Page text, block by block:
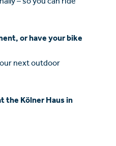
– so you can ride
or have your bike
next outdoor
the Kölner Haus in